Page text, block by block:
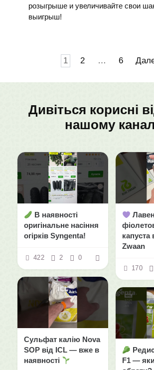
розыгрыше и увеличивайте свои
выигрыш!
записям
1 2 … 6
Дивіться корисні
нашому
В наявності
оригінальне насіння
огірків Syngenta!
422 2 0
капуста
Zwaan
170
Сульфат калію Nova
SOP від ICL — вже в
наявності
F1 —